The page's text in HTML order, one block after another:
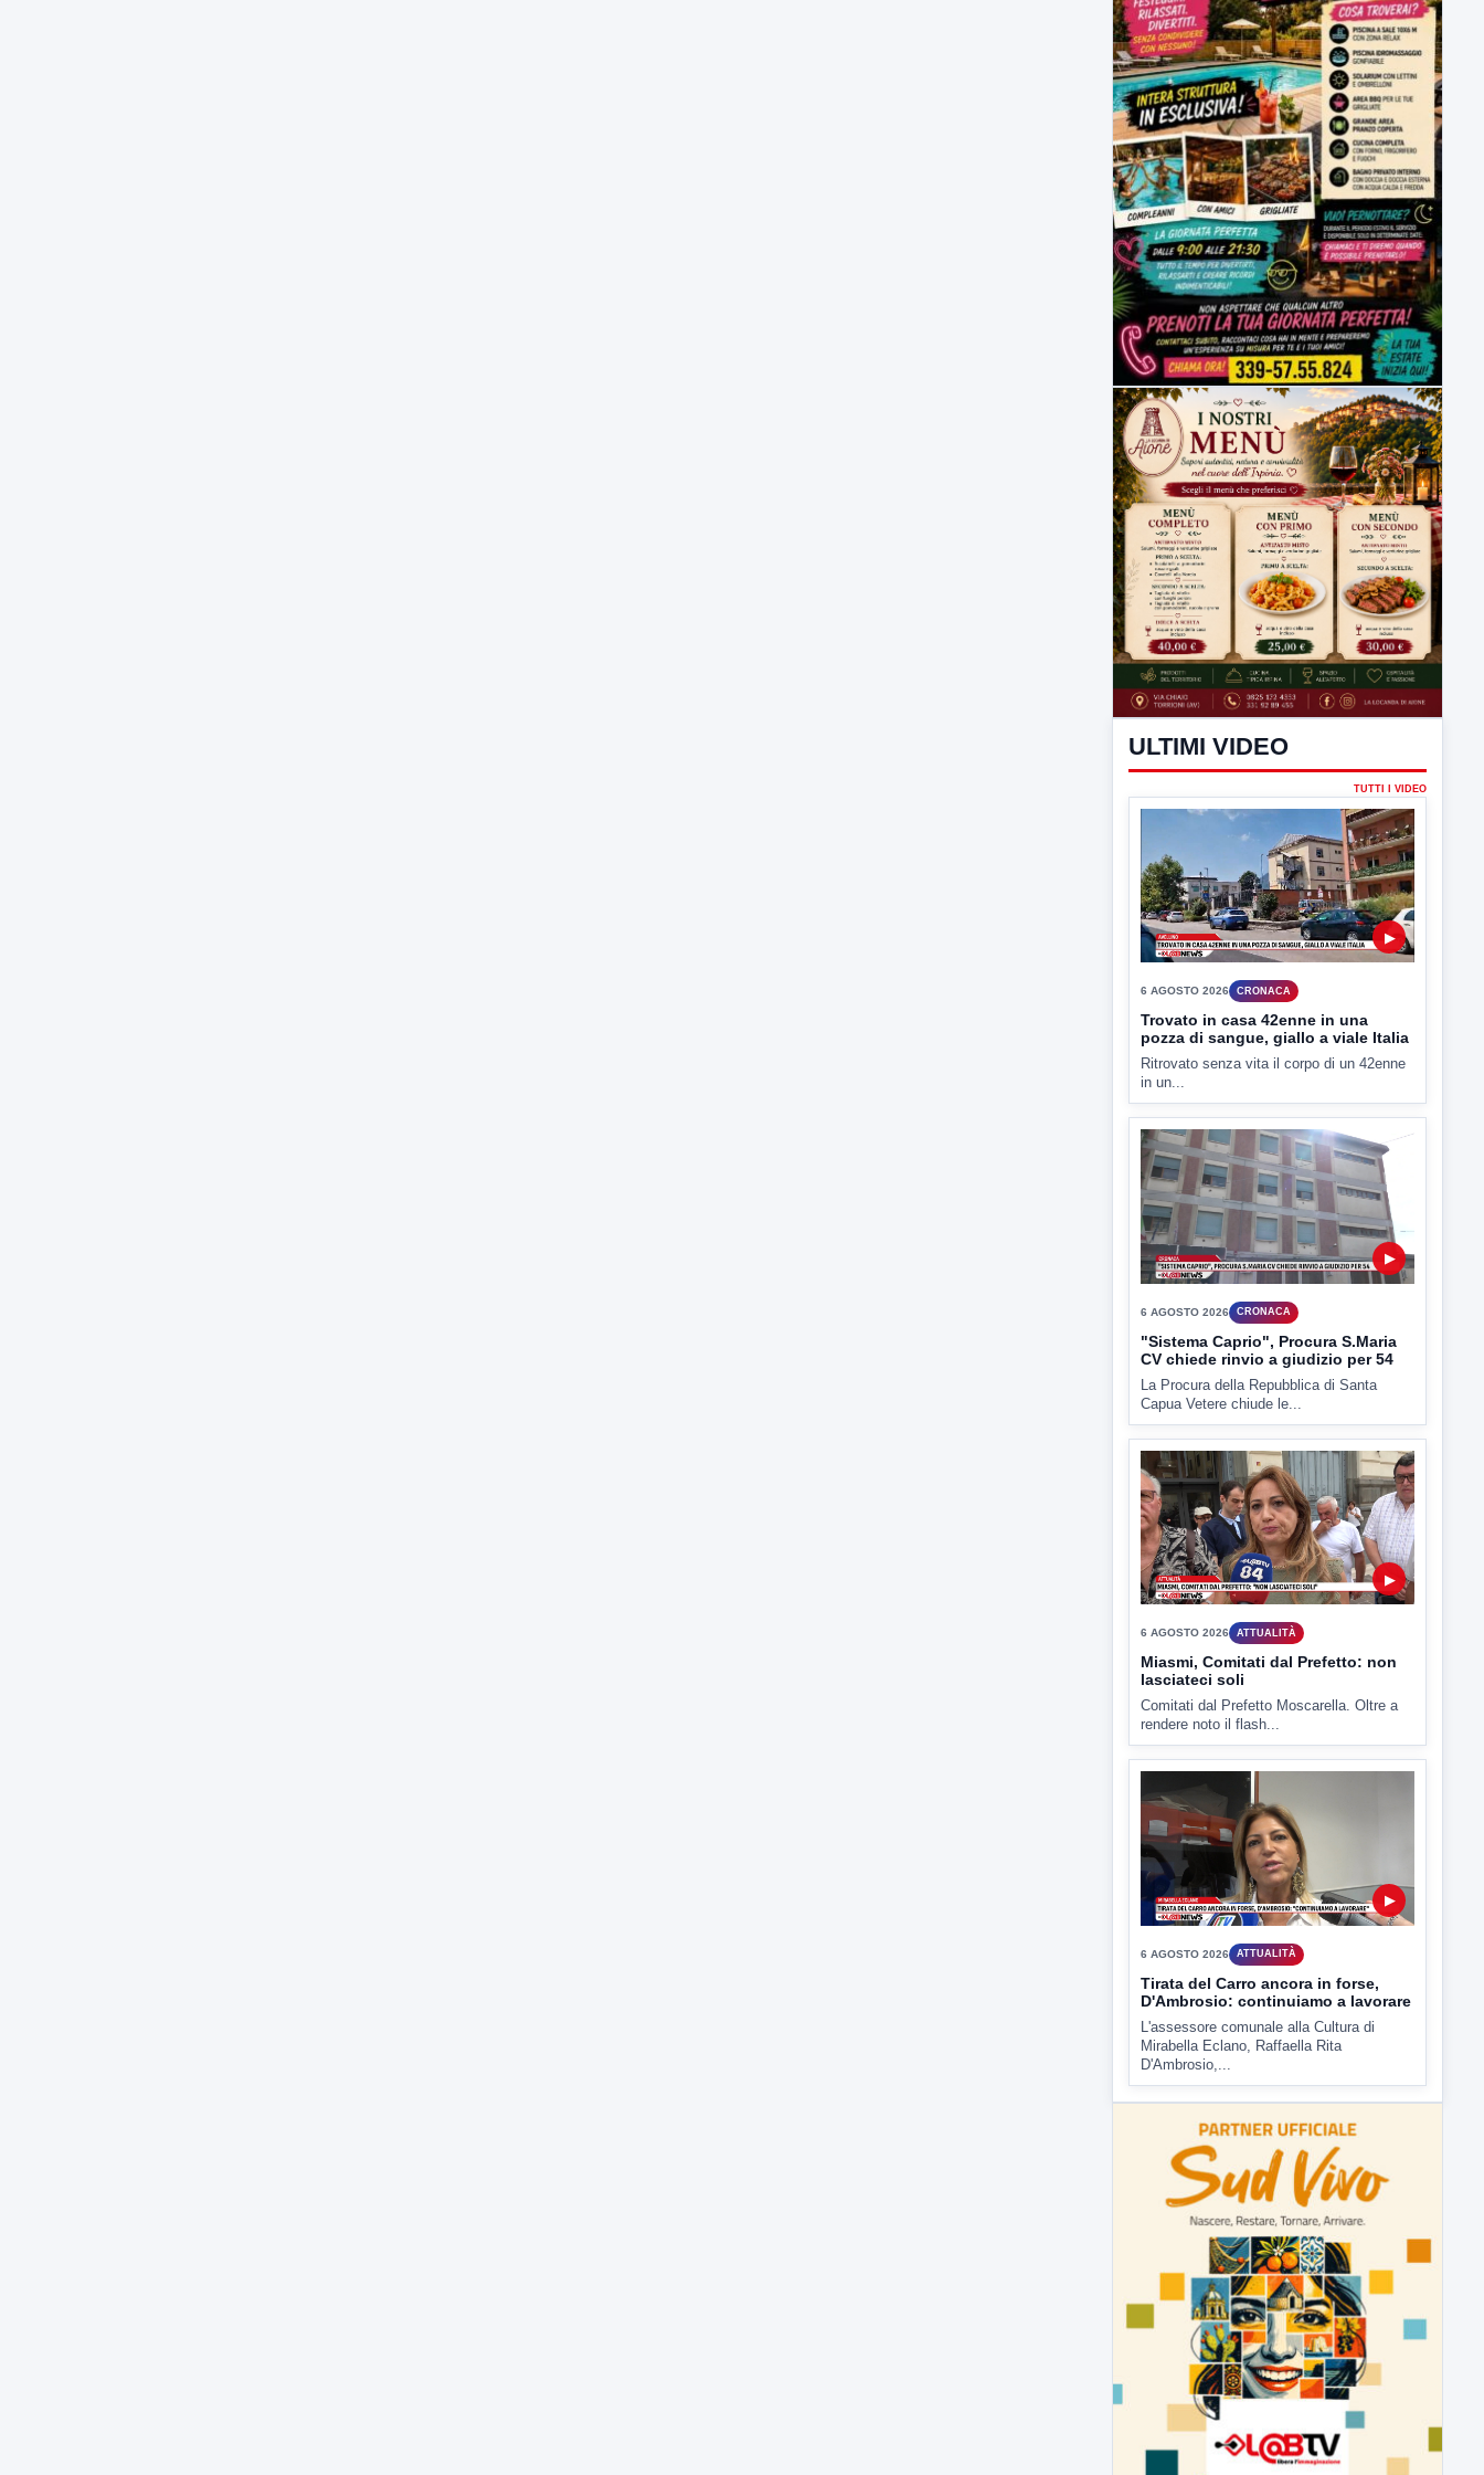
ULTIMI VIDEO
TUTTI I VIDEO
▶
Trovato in casa 42enne in una
pozza di sangue, giallo a viale Italia
Ritrovato senza vita il corpo di un 42enne
in un...
6 AGOSTO 2026
"Sistema Caprio", Procura S.Maria
CV chiede rinvio a giudizio per 54
La Procura della Repubblica di Santa
Capua Vetere chiude le...
6 AGOSTO 2026 ATTUALITÀ
Miasmi, Comitati dal Prefetto: non
lasciateci soli
Comitati dal Prefetto Moscarella. Oltre a
rendere noto il flash...
Tirata del Carro ancora in forse,
D'Ambrosio: continuiamo a lavorare
L'assessore comunale alla Cultura di
Mirabella Eclano, Raffaella Rita
D'Ambrosio,...